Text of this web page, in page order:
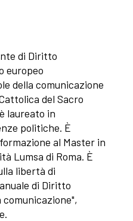
di Diritto
europeo
della comunicazione
del Sacro
laureato in
politiche. È
al Master in
Lumsa di Roma. È
libertà di
di Diritto